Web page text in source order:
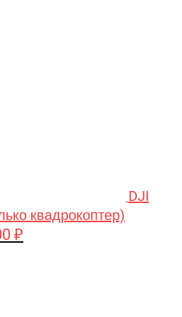
DJI
квадрокоптер)
₽